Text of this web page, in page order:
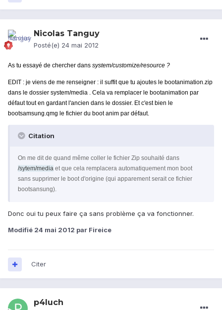
Nicolas Tanguy
Posté(e) 24 mai 2012
As tu essayé de chercher dans system/customize/resource ?
EDIT : je viens de me renseigner : il suffit que tu ajoutes le bootanimation.zip
dans le dossier system/media . Cela va remplacer le bootanimation par
défaut tout en gardant l'ancien dans le dossier. Et c'est bien le
bootsamsung.qmg le fichier du boot anim par défaut.
Citation
On me dit de quand même coller le fichier Zip souhaité dans
/sytem/media et que cela remplacera automatiquement mon boot
sans supprimer le boot d'origine (qui apparement serait ce fichier
bootsansung).
Donc oui tu peux faire ça sans problème ça va fonctionner.
Modifié 24 mai 2012 par Fireice
Citer
p4luch